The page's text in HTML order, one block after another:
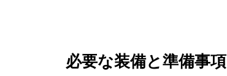
必要な装備と準備事項